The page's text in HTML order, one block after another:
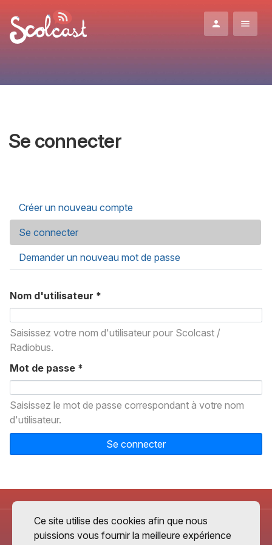
Se connecter
Onglets principaux
Créer un nouveau compte
Se connecter
Demander un nouveau mot de passe
Nom d'utilisateur *
Saisissez votre nom d'utilisateur pour Scolcast /
Radiobus.
Mot de passe *
Saisissez le mot de passe correspondant à votre nom
d'utilisateur.
Se connecter
Ce site utilise des cookies afin que nous
puissions vous fournir la meilleure expérience